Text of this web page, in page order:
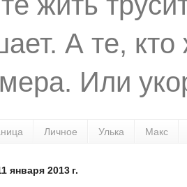
А те,
Или
Личное Улька Макс
января 2013 г.